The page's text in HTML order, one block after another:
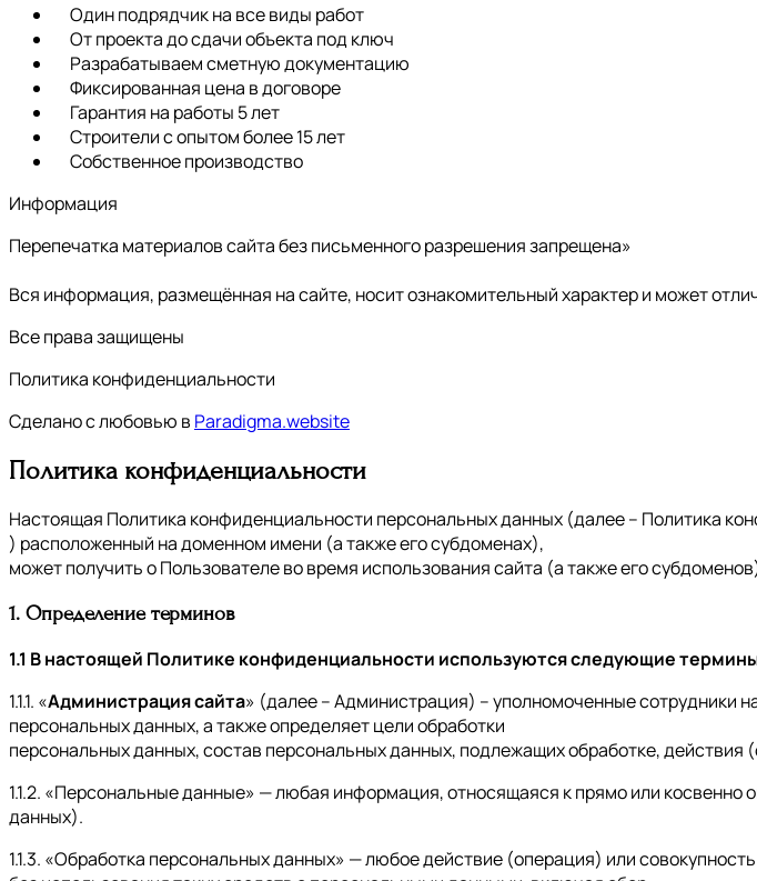
Один подрядчик на все виды работ
От проекта до сдачи объекта под ключ
Разрабатываем сметную документацию
Фиксированная цена в договоре
Гарантия на работы 5 лет
Строители с опытом более 15 лет
Собственное производство
Информация
Перепечатка материалов сайта без письменного разрешения запрещена»
Вся информация, размещённая на сайте, носит ознакомительный характер и может
Все права защищены
Политика конфиденциальности
Сделано с любовью в Paradigma.website
Политика конфиденциальности
Настоящая Политика конфиденциальности персональных данных (далее – Политика
) расположенный на доменном имени (а также его субдоменах),
может получить о Пользователе во время использования сайта (а также его
1. Определение терминов
1.1 В настоящей Политике конфиденциальности используются следующие
1.1.1. «Администрация сайта» (далее – Администрация) – уполномоченные сотрудники
персональных данных, а также определяет цели обработки
персональных данных, состав персональных данных, подлежащих обработке,
1.1.2. «Персональные данные» — любая информация, относящаяся к прямо или
данных).
1.1.3. «Обработка персональных данных» — любое действие (операция) или